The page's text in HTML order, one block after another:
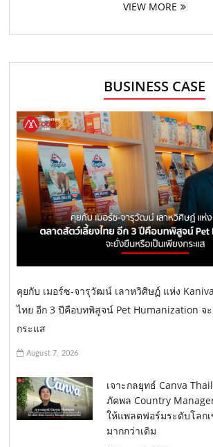
VIEW MORE
BUSINESS CASE
คุยกับ เมอร์ซ-จารุวัฒน์ เลาหวิศิษฏ์ แห่ง
ไทย อีก 3 ปีคือบทพิสูจน์ Pet Humanization จะ
กระแส
August 7, 2026
เจาะกลยุทธ์ Canva
ภัคพล Country
ให้แพลตฟอร์มระดับโลก
มากกว่าเดิม